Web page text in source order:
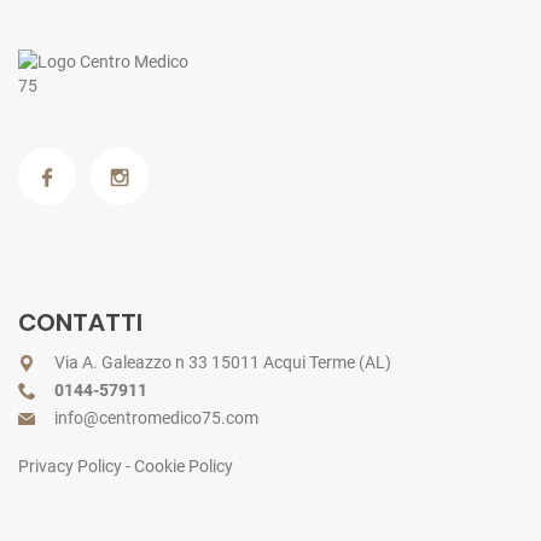
CONTATTI
Via A. Galeazzo n 33 15011 Acqui Terme (AL)
0144-57911
info@centromedico75.com
Privacy Policy- Cookie Policy